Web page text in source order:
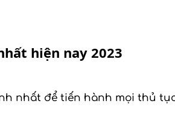
hiện nay 2023
nhất để tiến hành mọi thủ